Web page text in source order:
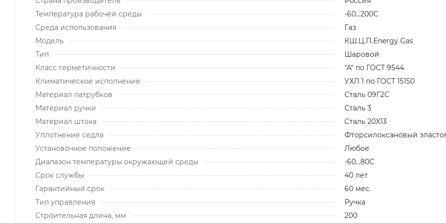
Температура рабочей среды
-60...200С
Среда использования
Газ
Модель
КШ.Ц.П.Energy Gas
Тип
Шаровой
Класс герметичности
"А" по ГОСТ 9544
Климатическое исполнение
УХЛ 1 по ГОСТ 15150
Материал патрубков
Сталь 09Г2С
Материал ручки
Сталь 3
Материал штока
Сталь 20X13
Уплотнение седла
Фторсилоксановый
Установочное положение
Любое
Диапазон температуры окружающей среды
-60...80С
Срок службы
40 лет
Гарантийный срок
60 мес.
Тип управления
Ручка
Строительная длина, мм
200